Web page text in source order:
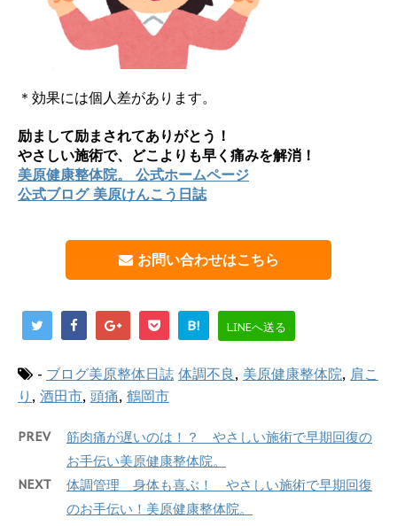
＊効果には個人差があります。
励まして励まされてありがとう！
やさしい施術で、どこよりも早く痛みを解消！
美原健康整体院。 公式ホームページ
公式ブログ 美原けんこう日誌
お問い合わせはこちら
B! LINEへ送る
- ブログ美原整体日誌 体調不良 , 美原健康整体院, 肩こ
り , 酒田市, 頭痛, 鶴岡市
PREV
筋肉痛が遅いのは！？ やさしい施術で早期回復の
お手伝い美原健康整体院。
NEXT
体調管理 身体も喜ぶ！ やさしい施術で早期回復
のお手伝い！美原健康整体院。